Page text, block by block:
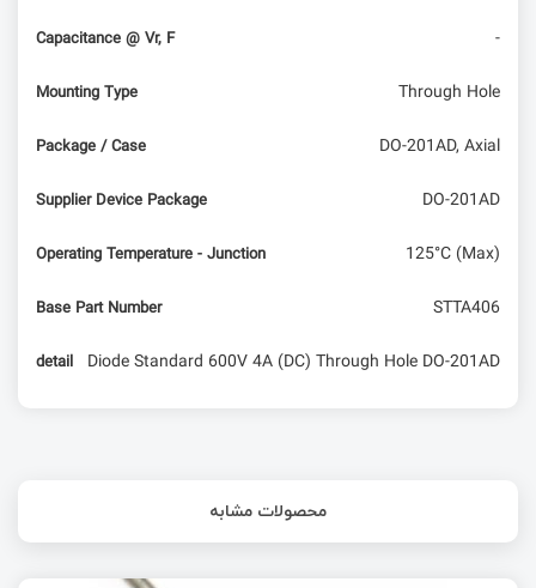
Capacitance @ Vr, F -
Mounting Type Through Hole
Package / Case DO-201AD, Axial
Supplier Device Package DO-201AD
Operating Temperature - Junction 125°C (Max)
Base Part Number STTA406
detail Diode Standard 600V 4A (DC) Through Hole DO-201AD
محصولات مشابه